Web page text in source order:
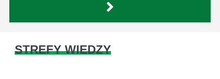
STREFY WIEDZY